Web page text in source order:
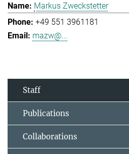
Markus Zweckstetter
+49 551 3961181
mazw@...
Staff
Publications
Collaborations